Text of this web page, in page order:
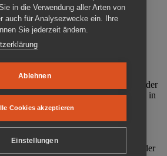
Cottbus ist ein Ort
Anschaulich, nah und
der DDR gründeten im Oktober
Cottbus e. V. (MRZ), der
ehemaligen Gefängnisses (1860-2002) in
der Gedenkstätte Zuchthaus
Arbeit der Gedenkstätte steht die
Unrecht während der
und der SED-Diktatur.
Dauer- und Sonderausstellungen in der
in die Verwendung aller Arten von
auch für Analysezwecke ein. Ihre
Sie jederzeit ändern.
Ablehnen
Cookies akzeptieren
Einstellungen